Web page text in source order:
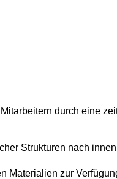
durch eine
Strukturen nach
Materialien zur